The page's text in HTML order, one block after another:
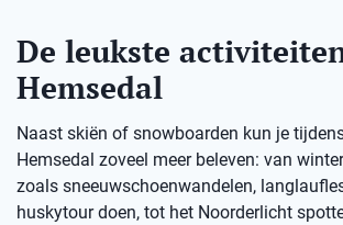
De leukste
Hemsedal
Naast skiën of snowboarden kun je
Hemsedal zoveel meer beleven: van
zoals sneeuwschoenwandelen,
huskytour doen, tot het Noorderlicht